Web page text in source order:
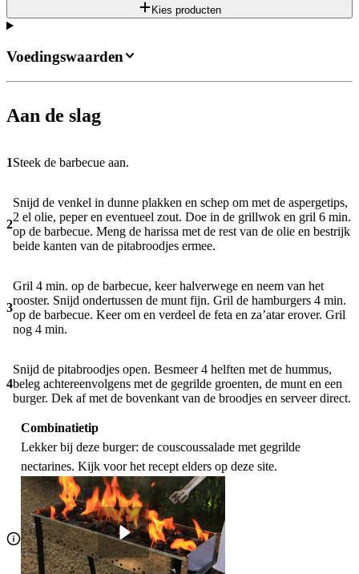
Kies producten
Aan de slag
1Steek de barbecue aan.
2
Snijd de venkel in dunne plakken en schep om met de aspergetips,
2 el olie, peper en eventueel zout. Doe in de grillwok en gril 6 min.
op de barbecue. Meng de harissa met de rest van de olie en bestrijk
beide kanten van de pitabroodjes ermee.
3
Gril 4 min. op de barbecue, keer halverwege en neem van het
rooster. Snijd ondertussen de munt fijn. Gril de hamburgers 4 min.
op de barbecue. Keer om en verdeel de feta en za’atar erover. Gril
nog 4 min.
4
Snijd de pitabroodjes open. Besmeer 4 helften met de hummus,
beleg achtereenvolgens met de gegrilde groenten, de munt en een
burger. Dek af met de bovenkant van de broodjes en serveer direct.
Combinatietip
Lekker bij deze burger: de couscoussalade met gegrilde
nectarines. Kijk voor het recept elders op deze site.
Voedingswaarden